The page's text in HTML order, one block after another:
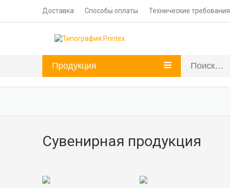
Доставка Способы оплаты Технические требования
Продукция
Сувенирная продукция